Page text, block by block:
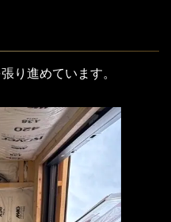
り進めています。